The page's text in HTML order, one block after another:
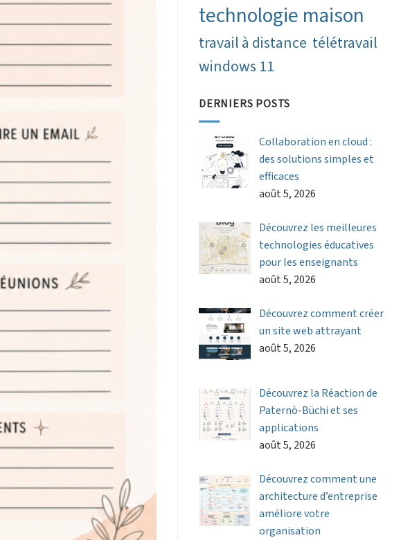
technologie maison
travail à distance télétravail
windows 11
DERNIERS POSTS
Collaboration en cloud :
des solutions simples et
efficaces
août 5, 2026
Découvrez les meilleures
technologies éducatives
pour les enseignants
août 5, 2026
Découvrez comment créer
un site web attrayant
août 5, 2026
Découvrez la Réaction de
Paternò-Büchi et ses
applications
août 5, 2026
Découvrez comment une
architecture d’entreprise
améliore votre
organisation